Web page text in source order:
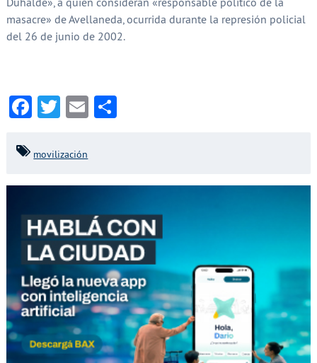
masacre» de Avellaneda, ocurrida durante la represión policial
del 26 de junio de 2002.
Facebook
Twitter
EmailCompartir
movilización